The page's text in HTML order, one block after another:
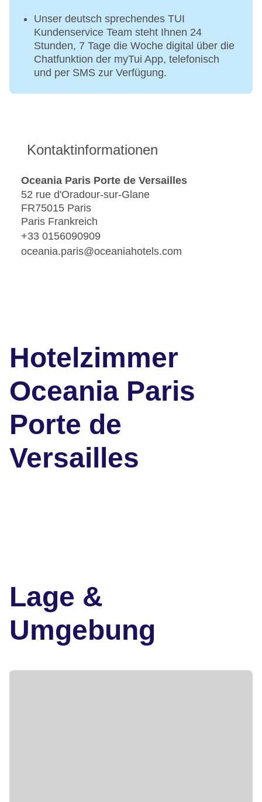
Unser deutsch sprechendes TUI
Kundenservice Team steht Ihnen 24
Stunden, 7 Tage die Woche digital über die
Chatfunktion der myTui App, telefonisch
und per SMS zur Verfügung.
Kontaktinformationen
Oceania Paris Porte de Versailles
52 rue d'Oradour-sur-Glane
FR75015 Paris
Paris Frankreich
+33 0156090909
oceania.paris@oceaniahotels.com
Hotelzimmer
Oceania Paris
Porte de
Versailles
Lage &
Umgebung